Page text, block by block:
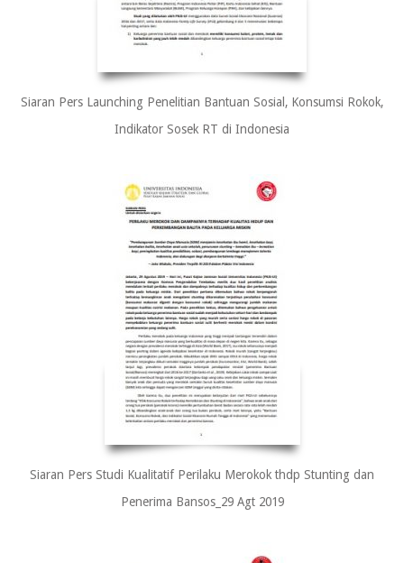
Siaran Pers Launching Penelitian Bantuan Sosial, Konsumsi Rokok,
Indikator Sosek RT di Indonesia
Siaran Pers Studi Kualitatif Perilaku Merokok thdp Stunting dan
Penerima Bansos_29 Agt 2019